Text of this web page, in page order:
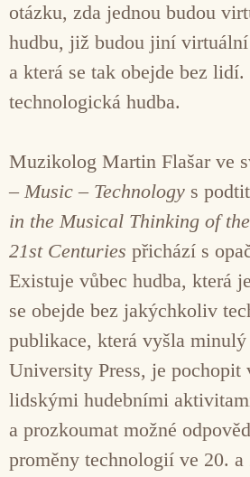
otázku, zda jednou budou
hudbu, již budou jiní
a která se tak obejde bez lidí.
technologická hudba.
Muzikolog Martin Flašar ve
– Music – Technology s
in the Musical Thinking of
21st Centuries přichází s
Existuje vůbec hudba, která
se obejde bez jakýchkoliv
publikace, která vyšla
University Press, je pochopit
lidskými hudebními
a prozkoumat možné
proměny technologií ve 20.